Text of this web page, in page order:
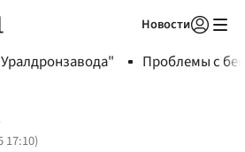
Новости
Проблемы с
17:10)